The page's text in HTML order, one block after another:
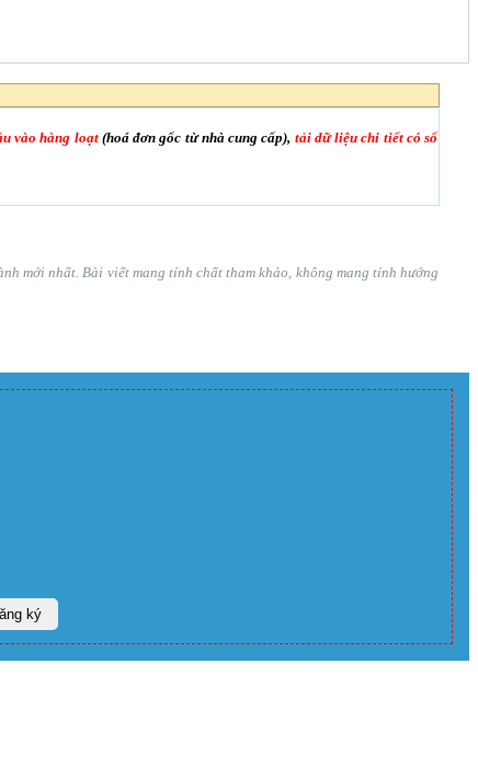
vào hàng loạt(hoá đơn gốc từ nhà cung cấp), tải dữ liệu chi tiết có số
mới nhất. Bài viết mang tính chất tham khảo, không mang tính hướng